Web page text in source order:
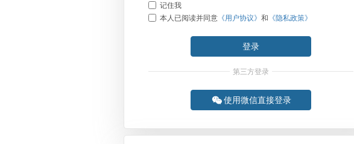
记住我
本人已阅读并同意 《用户协议》 和 《隐私政策》
登录
第三方登录
使用微信直接登录